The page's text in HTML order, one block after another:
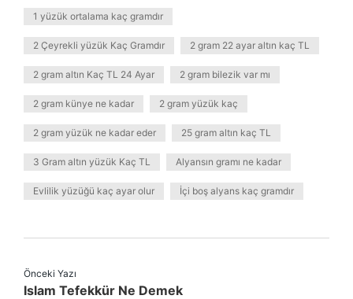
1 yüzük ortalama kaç gramdır
2 Çeyrekli yüzük Kaç Gramdır 2 gram 22 ayar altın kaç TL
2 gram altın Kaç TL 24 Ayar 2 gram bilezik var mı
2 gram künye ne kadar 2 gram yüzük kaç
2 gram yüzük ne kadar eder 25 gram altın kaç TL
3 Gram altın yüzük Kaç TL Alyansın gramı ne kadar
Evlilik yüzüğü kaç ayar olur İçi boş alyans kaç gramdır
Önceki Yazı
Islam Tefekkür Ne Demek